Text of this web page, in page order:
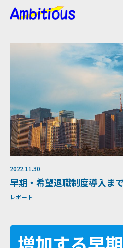
2022.11.30
早期・希望退職制度導入ま
レポート